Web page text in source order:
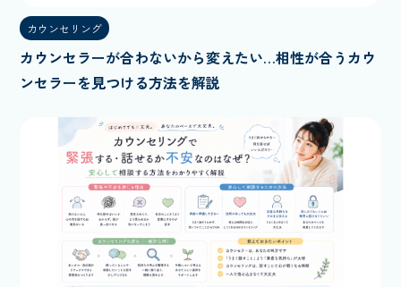
カウンセリング
カウンセラーが合わないから変えたい…相性が合うカウ
ンセラーを見つける方法を解説